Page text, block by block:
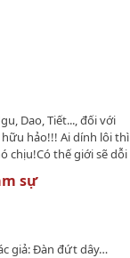
Dao, Tiết..., đối với
hảo!!! Ai dính lôi thì
chịu!Có thế giới sẽ dỗi
ihuaben,...…
sự
giả: Đàn đứt dây…